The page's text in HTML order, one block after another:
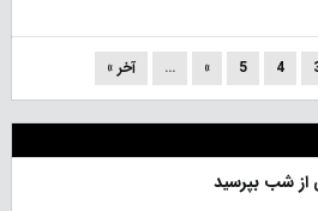
4
5
»
... آخر »
از شب بپرسید